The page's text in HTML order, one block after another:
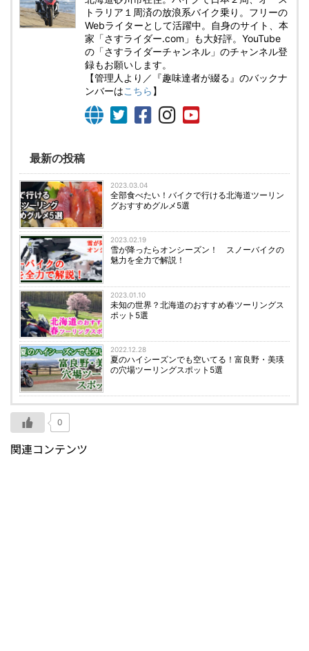
トラリア１周済の放浪系バイク乗り。フリーの
Webライターとして活躍中。自身のサイト、本
家「さすライダー.com」も大好評。YouTube
の「さすライダーチャンネル」のチャンネル登
録もお願いします。
【管理人より／『趣味達者が綴る』のバックナ
ンバーはこちら 】
最新の投稿
2023.03.04
全部食べたい！バイクで行ける北海道ツーリン
グおすすめグルメ5選
2023.02.19
雪が降ったらオンシーズン！ スノーバイクの
魅力を全力で解説！
2023.01.10
未知の世界？北海道のおすすめ春ツーリングス
ポット5選
2022.12.28
夏のハイシーズンでも空いてる！富良野・美瑛
の穴場ツーリングスポット5選
0
関連コンテンツ